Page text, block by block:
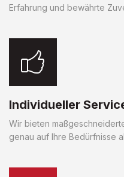
Erfahrung und bewährte
Individueller
Wir bieten
genau auf Ihre Bedürfnisse